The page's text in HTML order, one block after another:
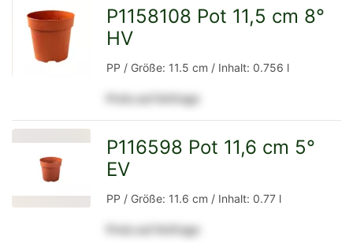
P1158108 Pot 11,5 cm 8°
HV
PP / Größe: 11.5 cm / Inhalt: 0.756 l
Preis auf Anfrage
P116598 Pot 11,6 cm 5°
EV
PP / Größe: 11.6 cm / Inhalt: 0.77 l
Preis auf Anfrage